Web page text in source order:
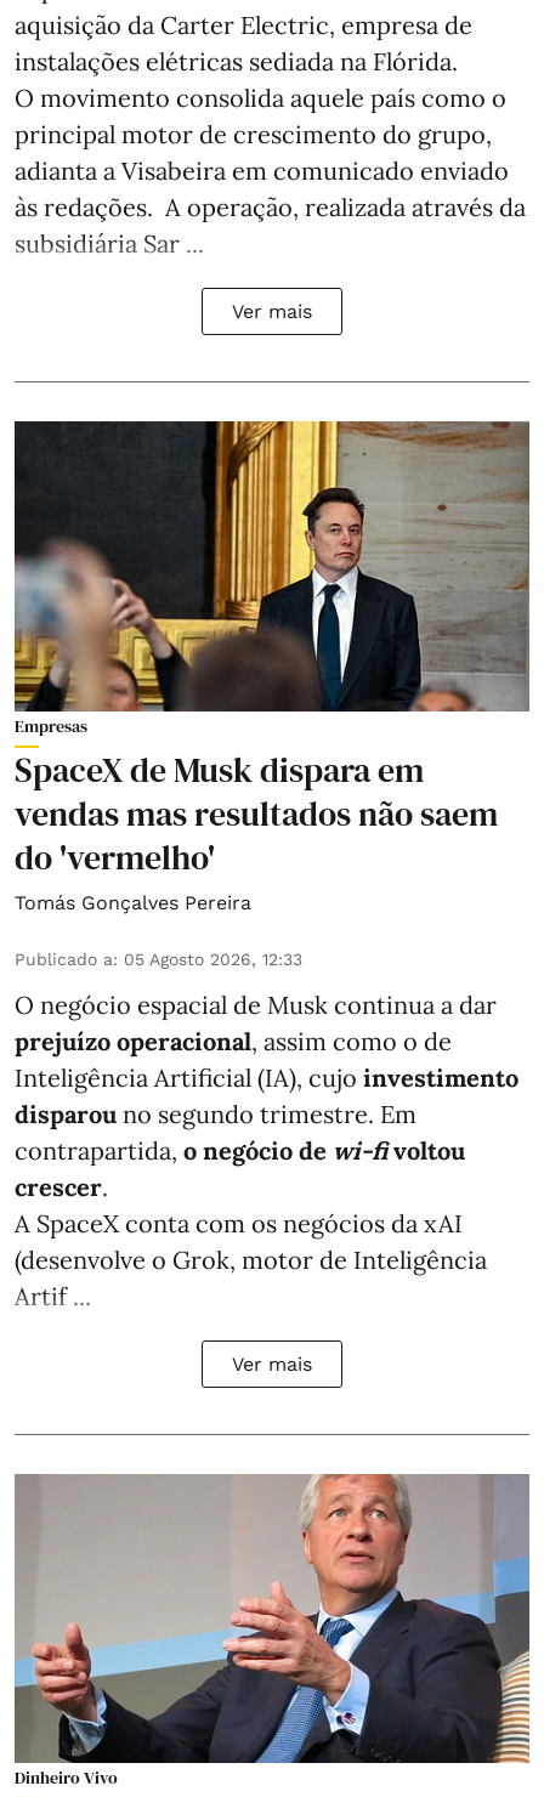
aquisição da Carter Electric, empresa de
instalações elétricas sediada na Flórida.
O movimento consolida aquele país como o
principal motor de crescimento do grupo,
adianta a Visabeira em comunicado enviado
às redações. A operação, realizada através da
subsidiária Sar ...
Ver mais
Empresas
SpaceX de Musk dispara em
vendas mas resultados não saem
do 'vermelho'
Tomás Gonçalves Pereira
Publicado a: 05 Agosto 2026, 12:33
O negócio espacial de Musk continua a dar
prejuízo operacional, assim como o de
Inteligência Artificial (IA), cujo investimento
disparou no segundo trimestre. Em
contrapartida, o negócio de wi-fivoltou
crescer.
A SpaceX conta com os negócios da xAI
(desenvolve o Grok, motor de Inteligência
Artif ...
Ver mais
Dinheiro Vivo